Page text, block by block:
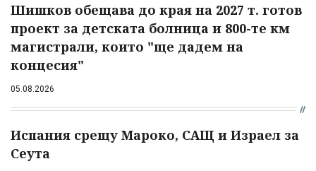
Шишков обещава до края на 2027 т. готов
проект за детската болница и 800-те км
магистрали, които "ще дадем на
концесия"
05.08.2026
Испания срещу Мароко, САЩ и Израел за
Сеута